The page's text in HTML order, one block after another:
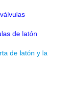
de latón
de latón y la